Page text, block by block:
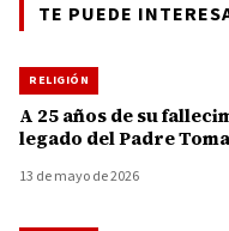
TE PUEDE
RELIGIÓN
A 25 años de su
legado del Padre
13 de mayo de 2026